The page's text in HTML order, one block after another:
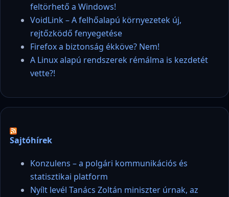
feltörhető a Windows!
VoidLink – A felhőalapú környezetek új,
rejtőzködő fenyegetése
Firefox a biztonság ékköve? Nem!
A Linux alapú rendszerek rémálma is kezdetét
vette?!
Sajtóhírek
Konzulens – a polgári kommunikációs és
statisztikai platform
Nyílt levél Tanács Zoltán miniszter úrnak, az